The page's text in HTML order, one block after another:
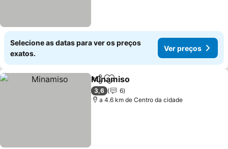
Selecione as datas para ver os preços
exatos.
Ver preços
PartilharAdicionar aos favoritos
Minamiso
3,6
6
a 4.6 km de Centro da cidade